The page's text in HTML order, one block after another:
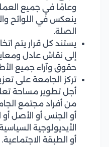
وعامًا في جميع
ينعكس في اللوائح
الصلة.
يستند كل قرار يتم
إلى نقاش عادل
حقوق وآراء جميع
تركز الجامعة على
أجل تطوير مساحة
من أفراد مجتمع
أو الجنس أو الأصل أو
الأيديولوجية
أو الطبقة الاجتماعية.